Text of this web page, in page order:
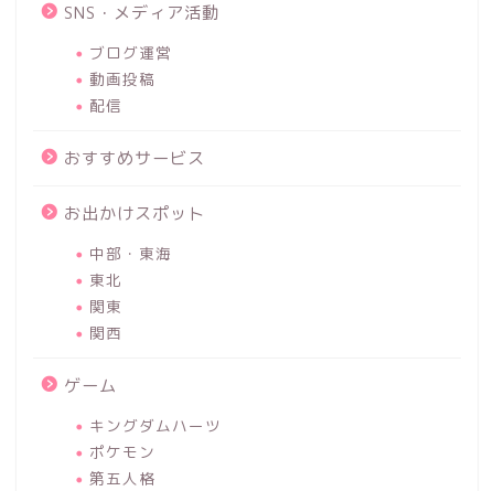
SNS・メディア活動
ブログ運営
動画投稿
配信
おすすめサービス
お出かけスポット
中部・東海
東北
関東
関西
ゲーム
キングダムハーツ
ポケモン
第五人格